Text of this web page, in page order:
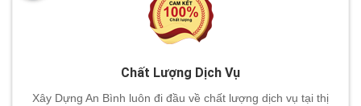
Chất Lượng Dịch Vụ
Xây Dựng An Bình luôn đi đầu về chất lượng dịch vụ tại thị